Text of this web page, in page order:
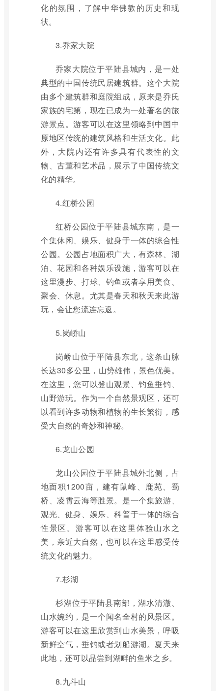
化的氛围，了解中华佛教的历史和现
状。
3.乔家大院
乔家大院位于平陆县城内，是一处
典型的中国传统民居建筑群。这个大院
由多个建筑群和庭院组成，原来是乔氏
家族的宅第，现在已成为一处著名的旅
游景点。游客可以在这里领略到中国中
原地区传统的建筑风格和生活文化。此
外，大院内还有许多具有代表性的文
物、古董和艺术品，展示了中国传统文
化的精华。
4.红桥公园
红桥公园位于平陆县城东南，是一
个集休闲、娱乐、健身于一体的综合性
公园。公园占地面积广大，有森林、湖
泊、花园和各种娱乐设施，游客可以在
这里漫步、打球、钓鱼或者享用美食、
聚会、休息。尤其是春天和秋天来此游
玩，会让您流连忘返。
5.岗峤山
岗峤山位于平陆县东北，这条山脉
长达30多公里，山势雄伟，景色优美。
在这里，您可以登山观景、钓鱼垂钓、
山野游玩。作为一个自然景观区，还可
以看到许多动物和植物的生长繁衍，感
受大自然的奇妙和神秘。
6.龙山公园
龙山公园位于平陆县城外北侧，占
地面积1200亩，建有鼠峰、鹿苑、蜀
桥、凌霄云海等胜景。是一个集旅游、
观光、健身、娱乐、科普于一体的综合
性景区。游客可以在这里体验山水之
美，亲近大自然，也可以在这里感受传
统文化的魅力。
7.杉湖
杉湖位于平陆县南部，湖水清澈、
山水婉约，是一个闻名全村的风景区。
游客可以在这里欣赏到山水美景，呼吸
新鲜空气，垂钓或者划船游湖。夏天来
此地，还可以品尝到湖畔的鱼米之乡。
8.九斗山